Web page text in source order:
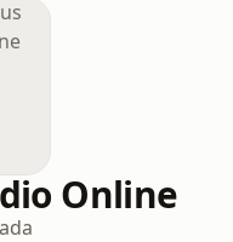
Online